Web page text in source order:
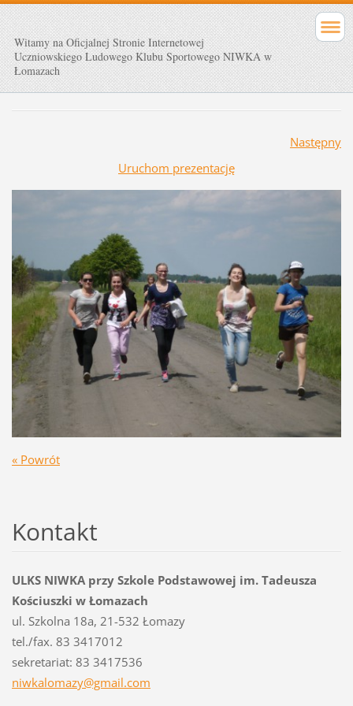
Witamy na Oficjalnej Stronie Internetowej
Uczniowskiego Ludowego Klubu Sportowego NIWKA w
Łomazach
Następny
Uruchom prezentację
« Powrót
Kontakt
ULKS NIWKA przy Szkole Podstawowej im. Tadeusza
Kościuszki w Łomazach
ul. Szkolna 18a, 21-532 Łomazy
tel./fax. 83 3417012
sekretariat: 83 3417536
niwkalomazy@gmail.com